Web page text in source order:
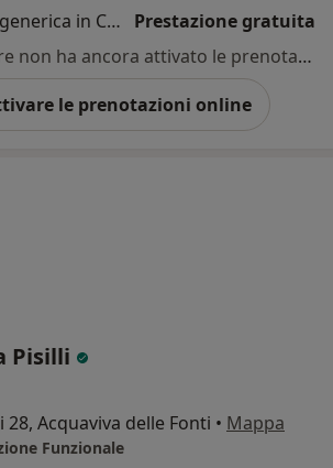
Visita medica generica in CONVENZIONE
Prestazione gratuita
Questo dottore non ha ancora attivato le prenotazioni online presso questo indirizzo.
le prenotazioni online
Pisilli
28, Acquaviva delle Fonti • Mappa
Funzionale